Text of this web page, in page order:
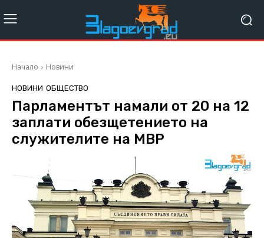
Начало Новини
НОВИНИ ОБЩЕСТВО
Парламентът намали от 20 на 12
заплати обезщетението на
служителите на МВР